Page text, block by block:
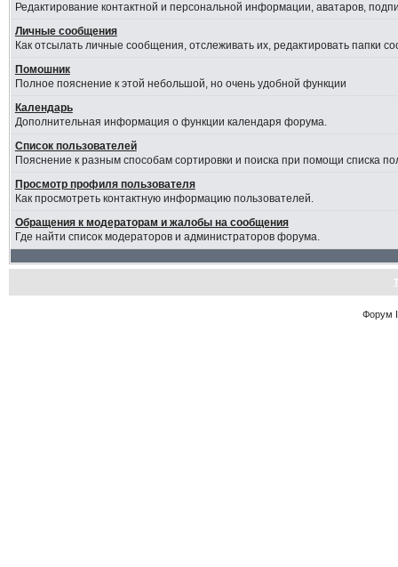
Редактирование контактной и персональной информации, аватаров,
Личные сообщения
Как отсылать личные сообщения, отслеживать их, редактировать папки
Помошник
Полное пояснение к этой небольшой, но очень удобной функции
Календарь
Дополнительная информация о функции календаря форума.
Список пользователей
Пояснение к разным способам сортировки и поиска при помощи списка
Просмотр профиля пользователя
Как просмотреть контактную информацию пользователей.
Обращения к модераторам и жалобы на сообщения
Где найти список модераторов и администраторов форума.
Форум